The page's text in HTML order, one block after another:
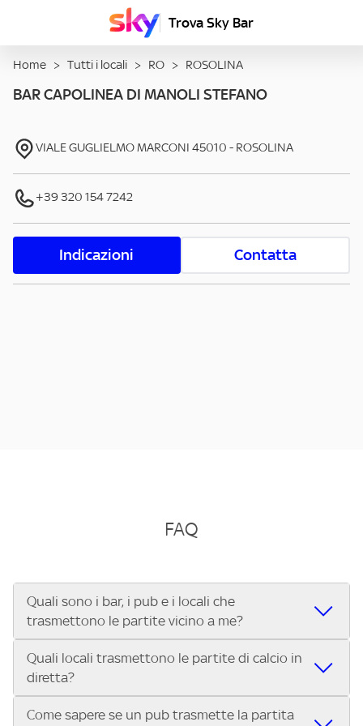
Trova Sky Bar
Home > Tutti i locali > RO > ROSOLINA
BAR CAPOLINEA DI MANOLI STEFANO
VIALE GUGLIELMO MARCONI 45010 - ROSOLINA
+39 320 154 7242
Indicazioni Contatta
FAQ
Quali sono i bar, i pub e i locali che
trasmettono le partite vicino a me?
Se cerchi un bar, pub, ristorante o locale vicino a te per
vedere le partite di Serie A ENILIVE, la Serie C Sky Wifi, la
UEFA Champions League, la UEFA Europa League, la UEFA
Conference League, il Tennis, la Formula 1®, la MotoGP™ e
Quali locali trasmettono le partite di calcio in
diretta?
Vuoi sapere quali bar, pub o ristoranti mostrano le partite
Come sapere se un pub trasmette la partita